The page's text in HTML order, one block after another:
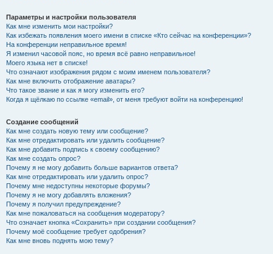
Параметры и настройки пользователя
Как мне изменить мои настройки?
Как избежать появления моего имени в списке «Кто сейчас на конференции»?
На конференции неправильное время!
Я изменил часовой пояс, но время всё равно неправильное!
Моего языка нет в списке!
Что означают изображения рядом с моим именем пользователя?
Как мне включить отображение аватары?
Что такое звание и как я могу изменить его?
Когда я щёлкаю по ссылке «email», от меня требуют войти на конференцию!
Создание сообщений
Как мне создать новую тему или сообщение?
Как мне отредактировать или удалить сообщение?
Как мне добавить подпись к своему сообщению?
Как мне создать опрос?
Почему я не могу добавить больше вариантов ответа?
Как мне отредактировать или удалить опрос?
Почему мне недоступны некоторые форумы?
Почему я не могу добавлять вложения?
Почему я получил предупреждение?
Как мне пожаловаться на сообщения модератору?
Что означает кнопка «Сохранить» при создании сообщения?
Почему моё сообщение требует одобрения?
Как мне вновь поднять мою тему?